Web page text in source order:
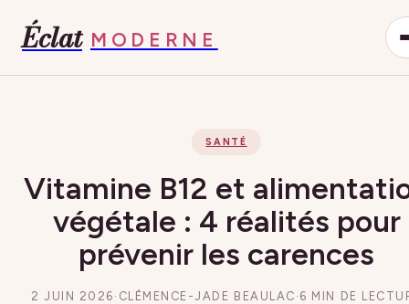
Éclat MODERNE
SANTÉ
Vitamine B12 et
végétale : 4 réalités pour
prévenir les carences
2 JUIN 2026 · CLÉMENCE-JADE BEAULAC · 6 MIN DE